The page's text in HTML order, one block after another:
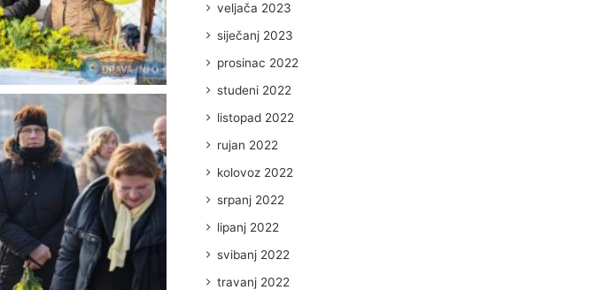
veljača 2023
siječanj 2023
prosinac 2022
studeni 2022
listopad 2022
rujan 2022
kolovoz 2022
srpanj 2022
lipanj 2022
svibanj 2022
travanj 2022